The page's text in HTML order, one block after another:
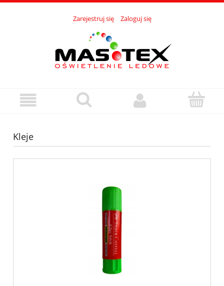
Zarejestruj się Zaloguj się
Kleje